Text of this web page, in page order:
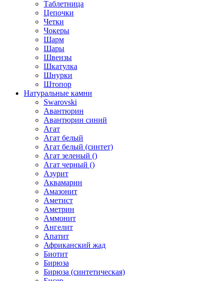
Таблетница
Цепочки
Четки
Чокеры
Шарм
Шары
Швензы
Шкатулка
Шнурки
Штопор
Натуральные камни
Swarovski
Авантюрин
Авантюрин синий
Агат
Агат белый
Агат белый (синтет)
Агат зеленый ()
Агат черный ()
Азурит
Аквамарин
Амазонит
Аметист
Аметрин
Аммонит
Ангелит
Апатит
Африканский жад
Биотит
Бирюза
Бирюза (синтетическая)